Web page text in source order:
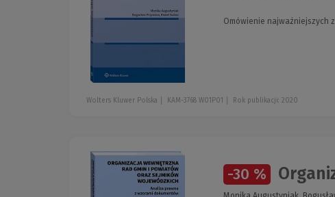
Omówienie najważniejszych
Wolters Kluwer Polska KAM-3768 W01P01 Rok publikacji: 2020
-30 %